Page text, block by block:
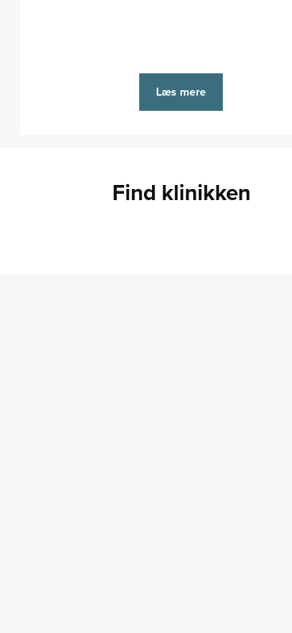
Læs mere
Find klinikken